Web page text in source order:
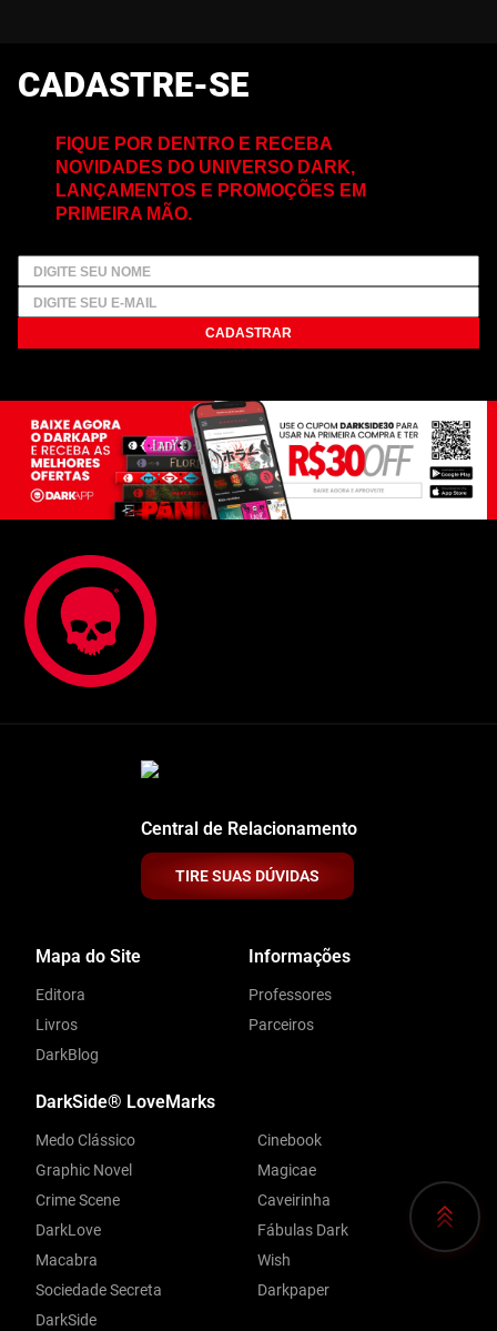
CADASTRE-SE
FIQUE POR DENTRO E RECEBA
NOVIDADES DO UNIVERSO DARK,
LANÇAMENTOS E PROMOÇÕES EM
PRIMEIRA MÃO.
CADASTRAR
Central de Relacionamento
TIRE SUAS DÚVIDAS
Mapa do Site
Editora
Livros
DarkBlog
Informações
Professores
Parceiros
DarkSide® LoveMarks
Medo Clássico
Graphic Novel
Crime Scene
DarkLove
Macabra
Sociedade Secreta
DarkSide
Cinebook
Magicae
Caveirinha
Fábulas Dark
Wish
Darkpaper